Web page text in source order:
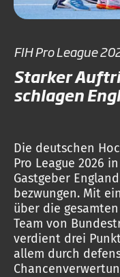
FIH Pro League
Starker
schlagen
Die deutschen
Pro League 2026
Gastgeber
bezwungen. Mit
über die
Team von
verdient drei
allem durch